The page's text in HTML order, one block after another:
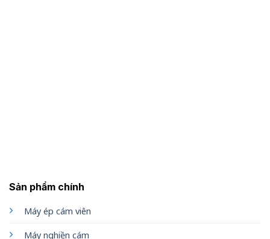
Sản phẩm chính
Máy ép cám viên
Máy nghiền cám